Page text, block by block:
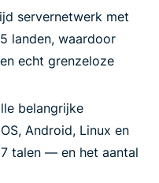
servernetwerk met
landen, waardoor
echt grenzeloze
belangrijke
Android, Linux en
talen — en het aantal